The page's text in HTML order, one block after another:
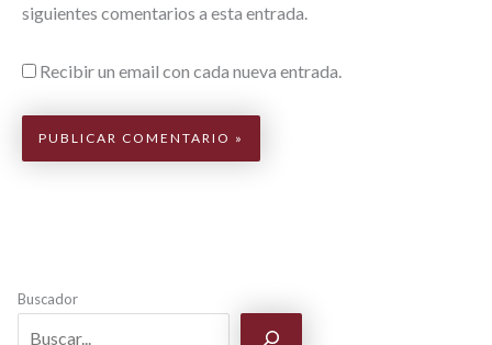
siguientes comentarios a esta entrada.
Recibir un email con cada nueva entrada.
Buscador